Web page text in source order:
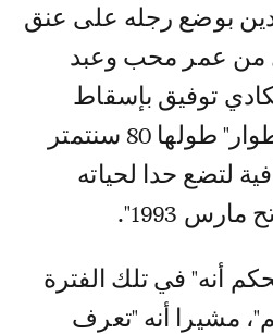
بوضع رجله على عنق
من عمر محب وعبد
توفيق بإسقاط
صخرة كبيرة "طروطوار" طولها 80 سنتمتر
لتضع حدا لحياته
1993".
أنه" في تلك الفترة
مشيرا أنه "تعرف